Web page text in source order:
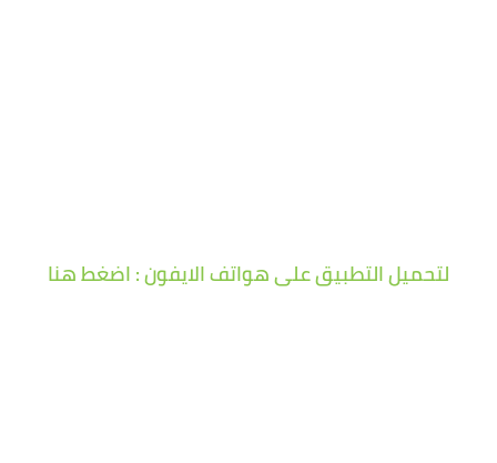
لتحميل التطبيق على هواتف الايفون : اضغط هنا